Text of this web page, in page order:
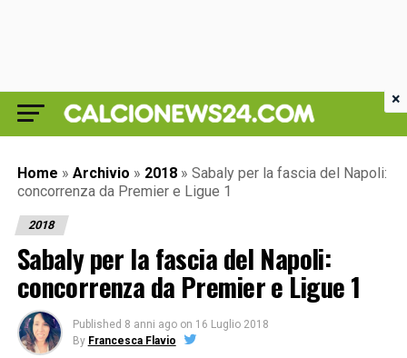
Home » Archivio » 2018 » Sabaly per la fascia del Napoli:
concorrenza da Premier e Ligue 1
2018
Sabaly per la fascia del Napoli:
concorrenza da Premier e Ligue 1
Published 8 anni ago on 16 Luglio 2018
By Francesca Flavio
×